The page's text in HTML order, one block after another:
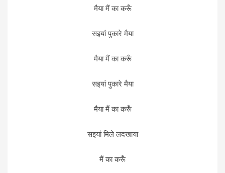
मैया मैं का करूँ
सइयां पुकारे मैया
मैया मैं का करूँ
सइयां पुकारे मैया
मैया मैं का करूँ
सइयां मिले लदखाया
मैं का करूँ